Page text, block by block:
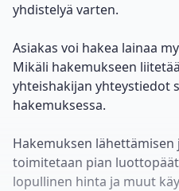
yhdistelyä varten.
Asiakas voi hakea lainaa
Mikäli hakemukseen
yhteishakijan yhteystiedot
hakemuksessa.
Hakemuksen lähettämisen
toimitetaan pian
lopullinen hinta ja muut